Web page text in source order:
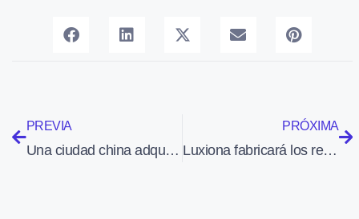
PREVIA
Una ciudad china adquiere dos Eurocopter EC155
PRÓXIMA
Luxiona fabricará los reflectores de la iluminación exterior del Airbus A350